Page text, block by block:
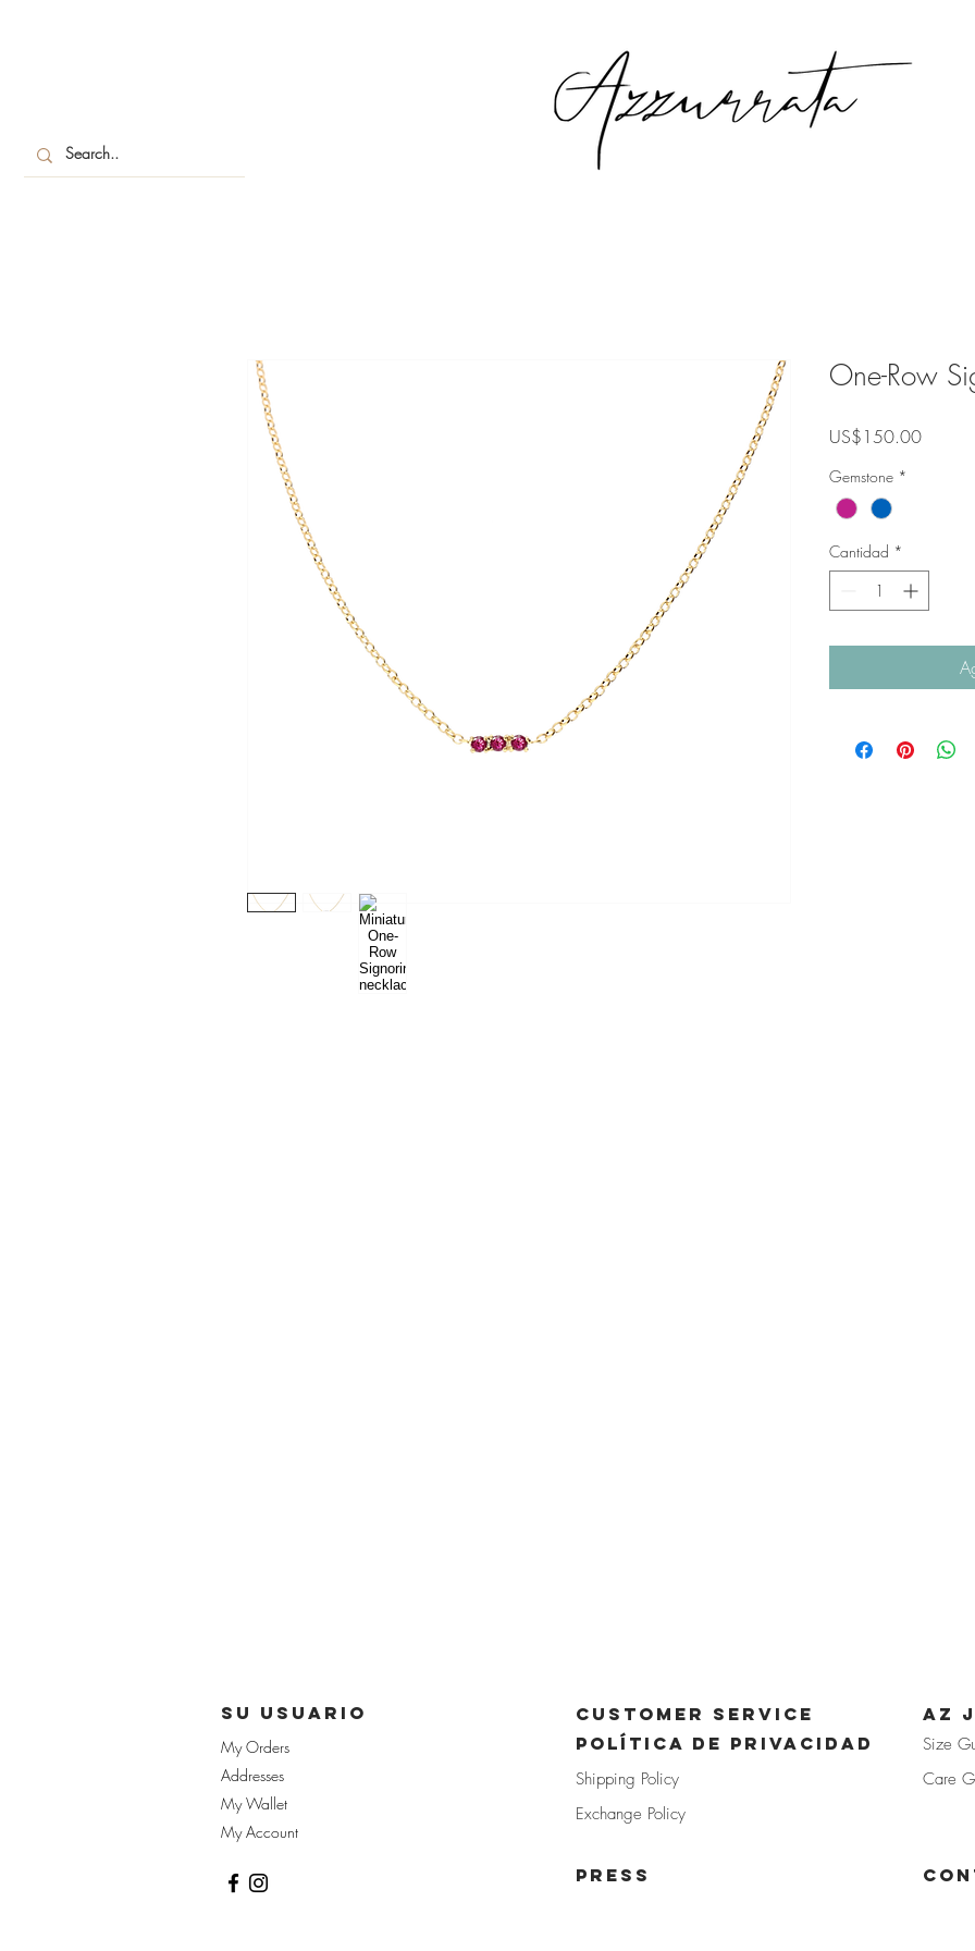
One-Row
US$150.00Precio
Gemstone *
Cantidad *
su usuario
My Orders
Addresses
My Wallet
My Account
CUSTOMER SERVICE
POLÍTICA DE PRIVACIDAD
Shipping Policy
az
Size
Care
Exchange Policy
PRE SS